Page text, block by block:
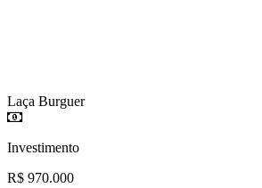
Laça Burguer
Investimento
R$ 970.000